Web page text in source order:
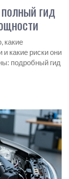
гид
какие
какие риски они
подробный гид